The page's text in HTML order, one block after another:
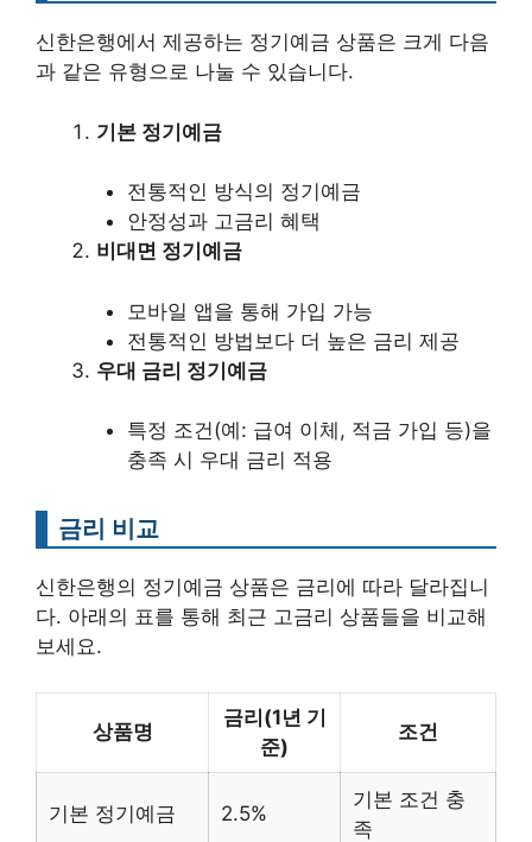
신한은행에서 제공하는 정기예금 상품은 크게 다음
과 같은 유형으로 나눌 수 있습니다.
기본 정기예금
전통적인 방식의 정기예금
안정성과 고금리 혜택
비대면 정기예금
모바일 앱을 통해 가입 가능
전통적인 방법보다 더 높은 금리 제공
우대 금리 정기예금
특정 조건(예: 급여 이체, 적금 가입 등)을
충족 시 우대 금리 적용
금리 비교
신한은행의 정기예금 상품은 금리에 따라 달라집니
다. 아래의 표를 통해 최근 고금리 상품들을 비교해
보세요.
상품명
금리(1년 기
준)
조건
기본 정기예금 2.5%
기본 조건 충
족